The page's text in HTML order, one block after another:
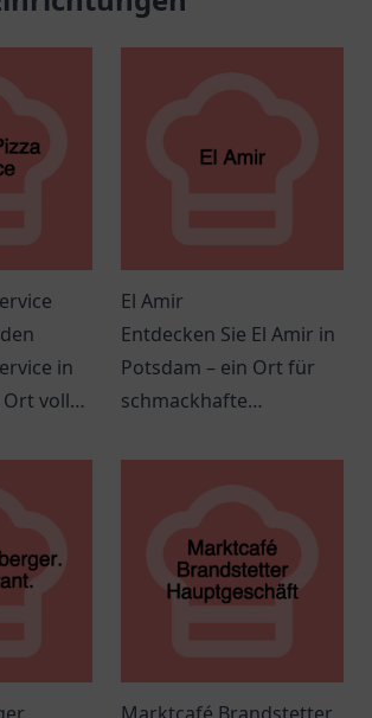
in
voller
El Amir
Entdecken Sie El Amir in
Potsdam – ein Ort für
schmackhafte
orientalische Küche in
Atmosphäre.